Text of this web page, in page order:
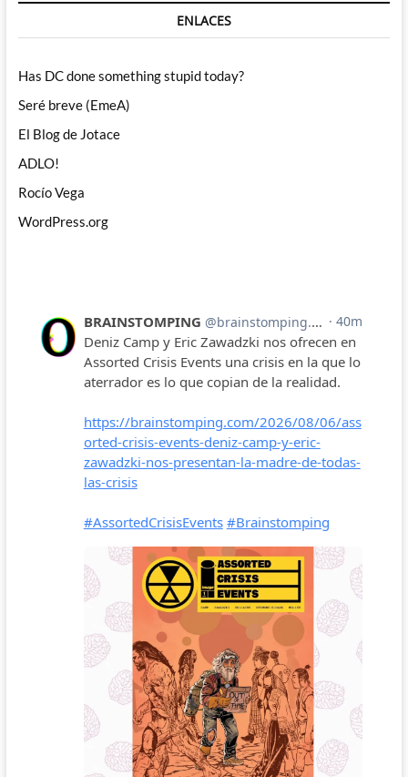
ENLACES
Has DC done something stupid today?
Seré breve (EmeA)
El Blog de Jotace
ADLO!
Rocío Vega
WordPress.org